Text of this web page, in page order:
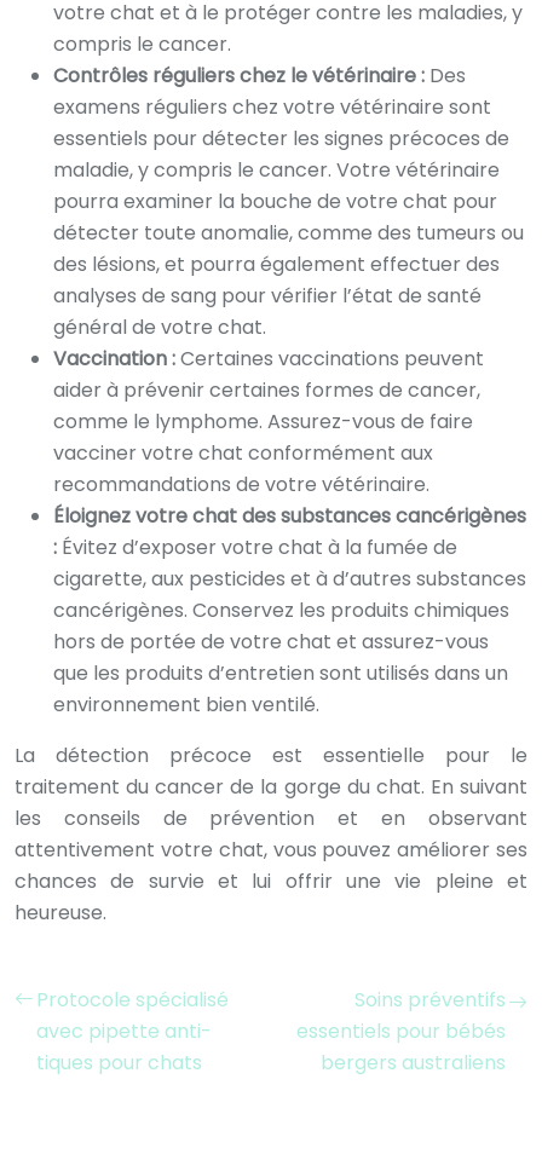
votre chat et à le protéger contre les maladies, y
compris le cancer.
Contrôles réguliers chez le vétérinaire : Des
examens réguliers chez votre vétérinaire sont
essentiels pour détecter les signes précoces de
maladie, y compris le cancer. Votre vétérinaire
pourra examiner la bouche de votre chat pour
détecter toute anomalie, comme des tumeurs ou
des lésions, et pourra également effectuer des
analyses de sang pour vérifier l’état de santé
général de votre chat.
Vaccination :Certaines vaccinations peuvent
aider à prévenir certaines formes de cancer,
comme le lymphome. Assurez-vous de faire
vacciner votre chat conformément aux
recommandations de votre vétérinaire.
Éloignez votre chat des substances cancérigènes
: Évitez d’exposer votre chat à la fumée de
cigarette, aux pesticides et à d’autres substances
cancérigènes. Conservez les produits chimiques
hors de portée de votre chat et assurez-vous
que les produits d’entretien sont utilisés dans un
environnement bien ventilé.
La détection précoce est essentielle pour le
traitement du cancer de la gorge du chat. En suivant
les conseils de prévention et en observant
attentivement votre chat, vous pouvez améliorer ses
chances de survie et lui offrir une vie pleine et
heureuse.
Protocole spécialisé
avec pipette anti-
tiques pour chats
Soins préventifs
essentiels pour bébés
bergers australiens